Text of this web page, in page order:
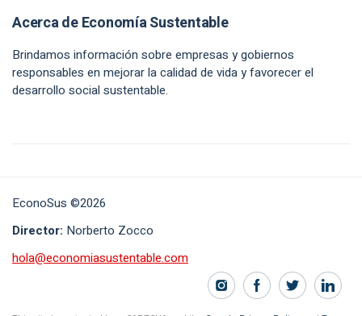
Acerca de Economía Sustentable
Brindamos información sobre empresas y gobiernos
responsables en mejorar la calidad de vida y favorecer el
desarrollo social sustentable.
EconoSus ©2026
Director: Norberto Zocco
hola@economiasustentable.com